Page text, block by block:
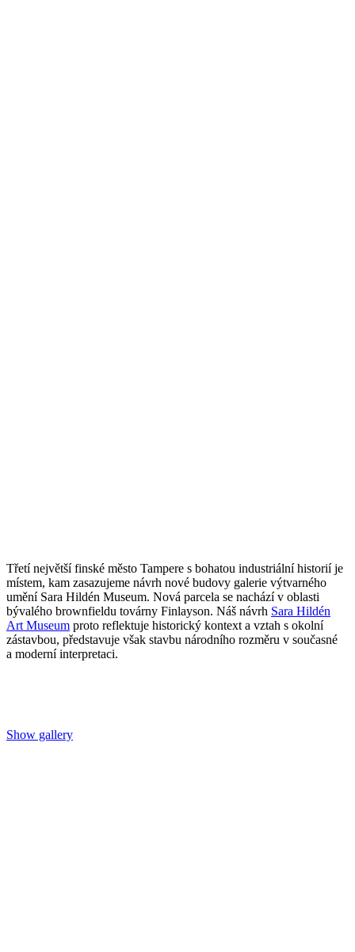
Třetí největší finské město Tampere s bohatou industriální historií je
místem, kam zasazujeme návrh nové budovy galerie výtvarného
umění Sara Hildén Museum. Nová parcela se nachází v oblasti
bývalého brownfieldu továrny Finlayson. Náš návrh Sara Hildén
Art Museum proto reflektuje historický kontext a vztah s okolní
zástavbou, představuje však stavbu národního rozměru v současné
a moderní interpretaci.
Show gallery